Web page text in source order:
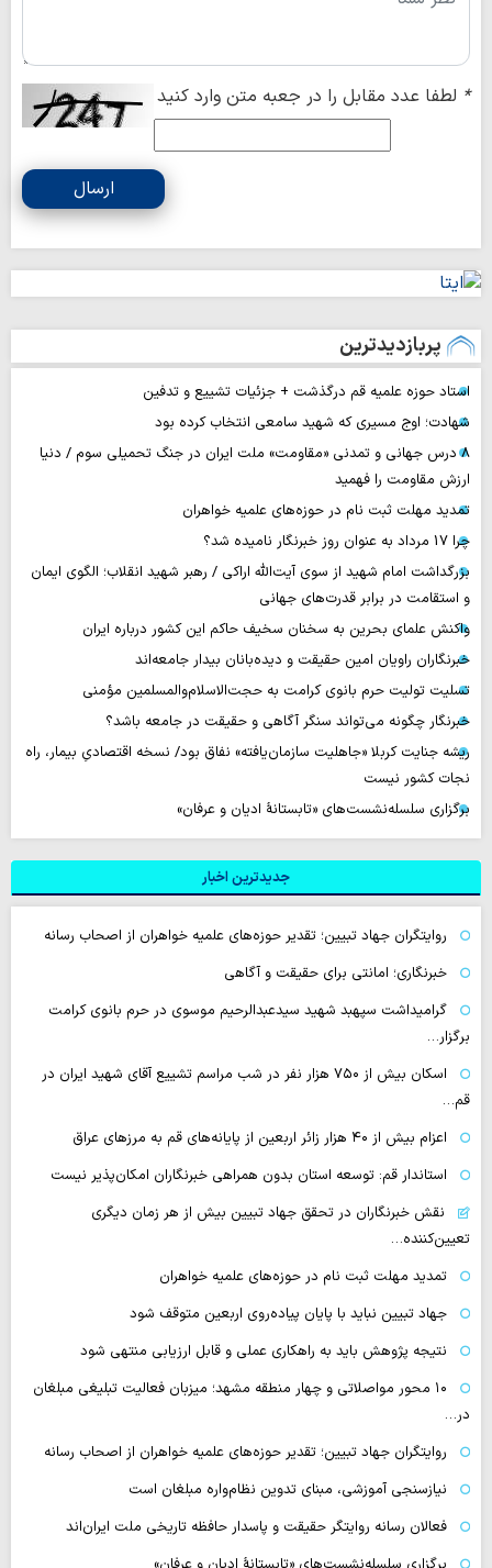
* لطفا عدد مقابل را در جعبه متن وارد کنید
ارسال
پربازدیدترین
استاد حوزه علمیه قم درگذشت + جزئیات تشییع و تدفین
شهادت؛ اوج مسیری که شهید سامعی انتخاب کرده بود
۸ درس جهانی و تمدنی «مقاومت» ملت ایران در جنگ تحمیلی سوم / دنیا
ارزش مقاومت را فهمید
تمدید مهلت ثبت نام در حوزه‌های علمیه خواهران
چرا 17 مرداد به عنوان روز خبرنگار نامیده شد؟
بزرگداشت امام شهید از سوی آیت‌الله اراکی / رهبر شهید انقلاب؛ الگوی ایمان
و استقامت در برابر قدرت‌های جهانی
واکنش علمای بحرین به سخنان سخیف حاکم این کشور درباره ایران
خبرنگاران راویان امین حقیقت و دیده‌بانان بیدار جامعه‌اند
تسلیت تولیت حرم بانوی کرامت به حجت‌الاسلام‌والمسلمین مؤمنی
خبرنگار چگونه می‌تواند سنگر آگاهی و حقیقت در جامعه باشد؟
ریشه جنایت کربلا «جاهلیت سازمان‌یافته» نفاق بود/ نسخه اقتصادیِ بیمار، راه
نجات کشور نیست
برگزاری سلسله‌نشست‌های «تابستانهٔ ادیان و عرفان»
جدیدترین اخبار
روایتگران جهاد تبیین؛ تقدیر حوزه‌های علمیه خواهران از اصحاب رسانه
خبرنگاری؛ امانتی برای حقیقت و آگاهی
گرامیداشت سپهبد شهید سیدعبدالرحیم موسوی در حرم بانوی کرامت
برگزار…
اسکان بیش از ۷۵۰ هزار نفر در شب مراسم تشییع آقای شهید ایران در
قم…
اعزام بیش از ۴۰ هزار زائر اربعین از پایانه‌های قم به مرزهای عراق
استاندار قم: توسعه استان بدون همراهی خبرنگاران امکان‌پذیر نیست
نقش خبرنگاران در تحقق جهاد تبیین بیش از هر زمان دیگری
تعیین‌کننده…
تمدید مهلت ثبت نام در حوزه‌های علمیه خواهران
جهاد تبیین نباید با پایان پیاده‌روی اربعین متوقف شود
نتیجه پژوهش باید به راهکاری عملی و قابل ارزیابی منتهی شود
۱۰ محور مواصلاتی و چهار منطقه مشهد؛ میزبان فعالیت تبلیغی مبلغان
در…
روایتگران جهاد تبیین؛ تقدیر حوزه‌های علمیه خواهران از اصحاب رسانه
نیازسنجی آموزشی، مبنای تدوین نظام‌واره مبلغان است
فعالان رسانه‌ روایتگر حقیقت و پاسدار حافظه تاریخی ملت ایران‌اند